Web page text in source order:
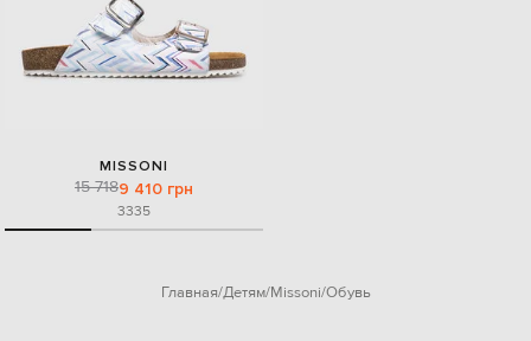
MISSONI
15 7189 410 грн
3335
Главная Детям Missoni Обувь